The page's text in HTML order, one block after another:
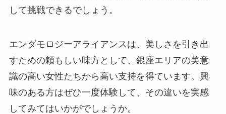
して挑戦できるでしょう。
エンダモロジーアライアンスは、美しさを引き出
すための頼もしい味方として、銀座エリアの美意
識の高い女性たちから高い支持を得ています。興
味のある方はぜひ一度体験して、その違いを実感
してみてはいかがでしょうか。